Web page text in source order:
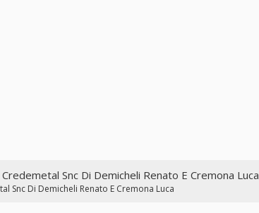
Credemetal Snc Di Demicheli Renato E Cremona Luca
Snc Di Demicheli Renato E Cremona Luca